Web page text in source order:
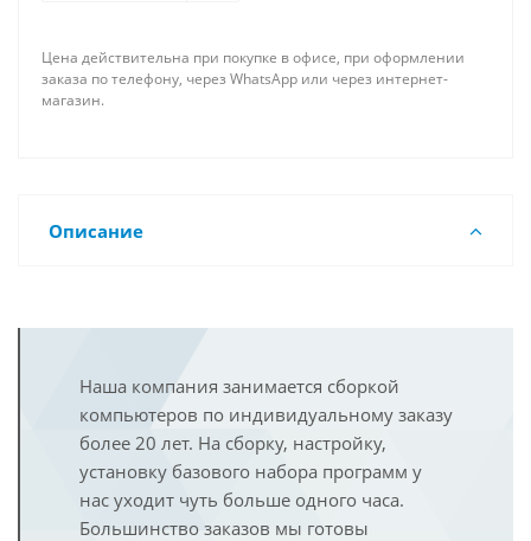
Цена действительна при покупке в офисе, при оформлении
заказа по телефону, через WhatsApp или через интернет-
магазин.
Описание
Наша компания занимается сборкой
компьютеров по индивидуальному заказу
более 20 лет. На сборку, настройку,
установку базового набора программ у
нас уходит чуть больше одного часа.
Большинство заказов мы готовы